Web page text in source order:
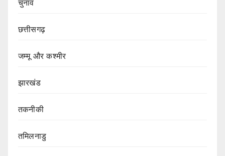
चुनाव
छत्तीसगढ़
जम्मू और कश्मीर
झारखंड
तकनीकी
तमिलनाडु